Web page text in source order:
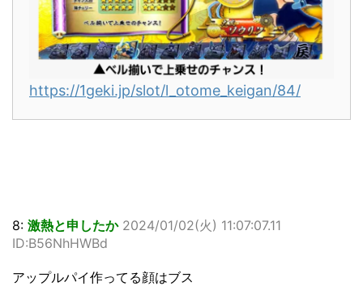
https://1geki.jp/slot/l_otome_keigan/84/
8: 激熱と申したか 2024/01/02(火) 11:07:07.11
ID:B56NhHWBd
アップルパイ作ってる顔はブス